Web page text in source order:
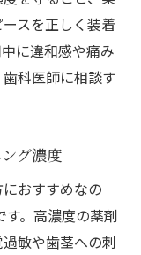
スを正しく装着
に違和感や痛み
科医師に相談す
グ濃度
おすすめなの
。高濃度の薬剤
敏や歯茎への刺